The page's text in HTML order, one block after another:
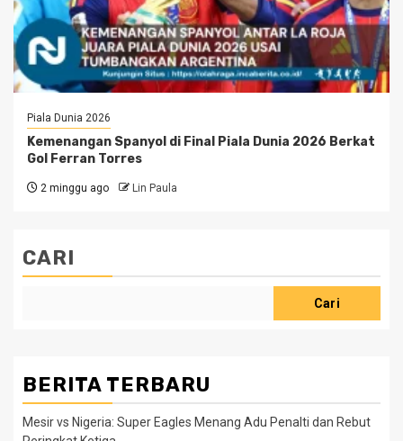
Piala Dunia 2026
Kemenangan Spanyol di Final Piala Dunia 2026 Berkat
Gol Ferran Torres
2 minggu ago Lin Paula
CARI
Cari
BERITA TERBARU
Mesir vs Nigeria: Super Eagles Menang Adu Penalti dan Rebut